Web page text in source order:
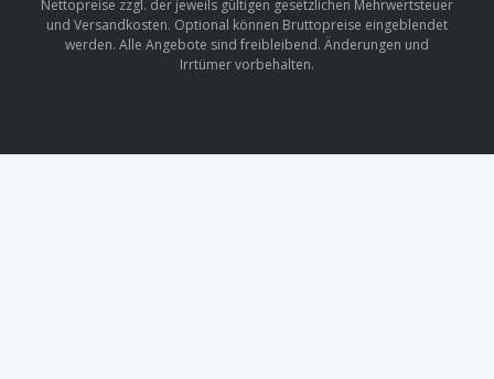
Nettopreise zzgl. der jeweils gültigen gesetzlichen Mehrwertsteuer
und Versandkosten. Optional können Bruttopreise eingeblendet
werden. Alle Angebote sind freibleibend. Änderungen und
Irrtümer vorbehalten.